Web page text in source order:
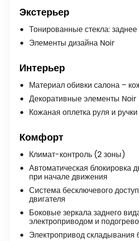
Экстерьер
Тонированные стекла:
Элементы дизайна Noir
Интерьер
Материал обивки салона –
Декоративные элементы Noir
Кожаная оплетка руля и
Комфорт
Климат-контроль (2 зоны)
Автоматическая блокировка
при начале движения
Система бесключевого
двигателя
Боковые зеркала заднего
электроприводом и
Электропривод складывания